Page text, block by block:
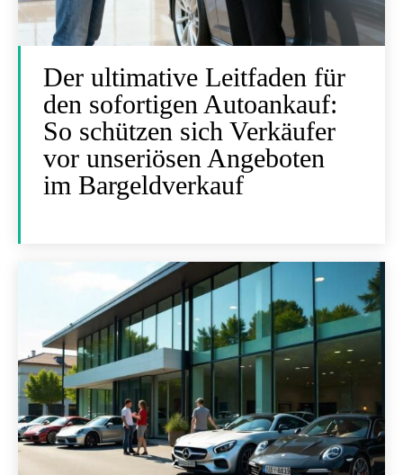
Der ultimative Leitfaden für
den sofortigen Autoankauf:
So schützen sich Verkäufer
vor unseriösen Angeboten
im Bargeldverkauf